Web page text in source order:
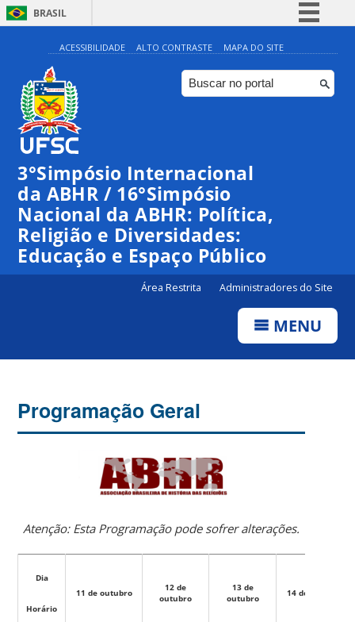
BRASIL
Simplifique!
Comunica BR
Participe
Canais
ACESSIBILIDADE ALTO CONTRASTE MAPA DO SITE
3°Simpósio Internacional
da ABHR / 16°Simpósio
Nacional da ABHR: Política,
Religião e Diversidades:
Educação e Espaço Público
Área Restrita Administradores do Site
MENU
Programação Geral
Atenção: Esta Programação pode sofrer alterações.
Dia
Horário
11 de outubro
12 de
outubro
13 de
outubro
14 de outubro